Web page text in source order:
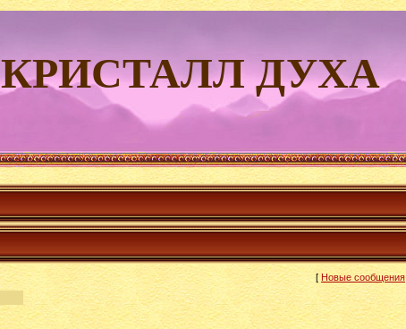
КРИСТАЛЛ ДУХА
[Новые сообщения